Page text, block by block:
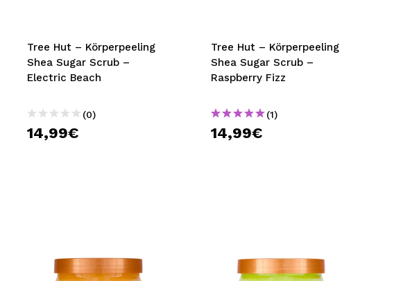
Tree Hut – Körperpeeling
Shea Sugar Scrub –
Electric Beach
(0)
14,99€
Tree Hut – Körperpeeling
Shea Sugar Scrub –
Raspberry Fizz
(1)
14,99€